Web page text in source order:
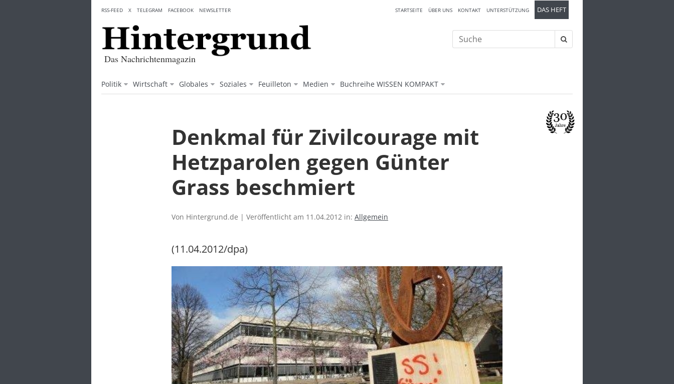
content
Das Nachrichtenmagazin
Politik Wirtschaft Globales Soziales Feuilleton Medien Buchreihe WISSEN KOMPAKT
STARTSEITE ÜBER UNS KONTAKT UNTERSTÜTZUNG DAS HEFT
RSS-FEED X TELEGRAM FACEBOOK NEWSLETTER
Suche
nach:
Denkmal für Zivilcourage mit
Hetzparolen gegen Günter
Grass beschmiert
Von Hintergrund.de | Veröffentlicht am 11.04.2012 in: Allgemein
(11.04.2012/dpa)